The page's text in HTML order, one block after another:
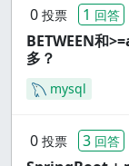
0 投票 1 回答
BETWEEN和
多？
mysql
0 投票 3 回答